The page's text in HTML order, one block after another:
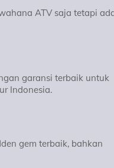
ATV saja tetapi
garansi terbaik untuk
Indonesia.
gem terbaik, bahkan